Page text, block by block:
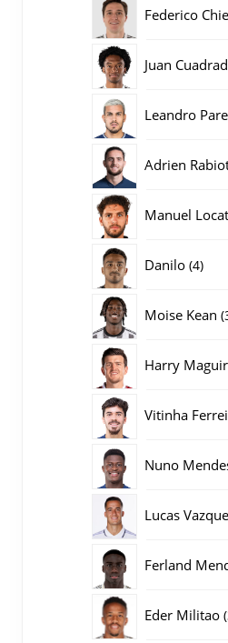
Federico
Juan
Leandro
Adrien
Manuel
Danilo 44
Moise Kean
Harry
Vitinha
Nuno
Lucas
Ferland
Eder Militao